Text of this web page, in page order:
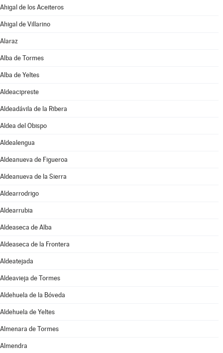
Ahigal de los Aceiteros
Ahigal de Villarino
Alaraz
Alba de Tormes
Alba de Yeltes
Aldeacipreste
Aldeadávila de la Ribera
Aldea del Obispo
Aldealengua
Aldeanueva de Figueroa
Aldeanueva de la Sierra
Aldearrodrigo
Aldearrubia
Aldeaseca de Alba
Aldeaseca de la Frontera
Aldeatejada
Aldeavieja de Tormes
Aldehuela de la Bóveda
Aldehuela de Yeltes
Almenara de Tormes
Almendra